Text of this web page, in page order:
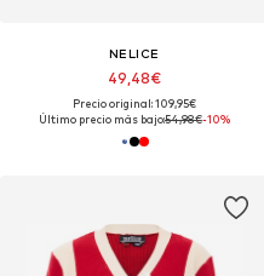
NELICE
49,48€
Precio original: 109,95€
Último precio más bajo:54,98€-10%